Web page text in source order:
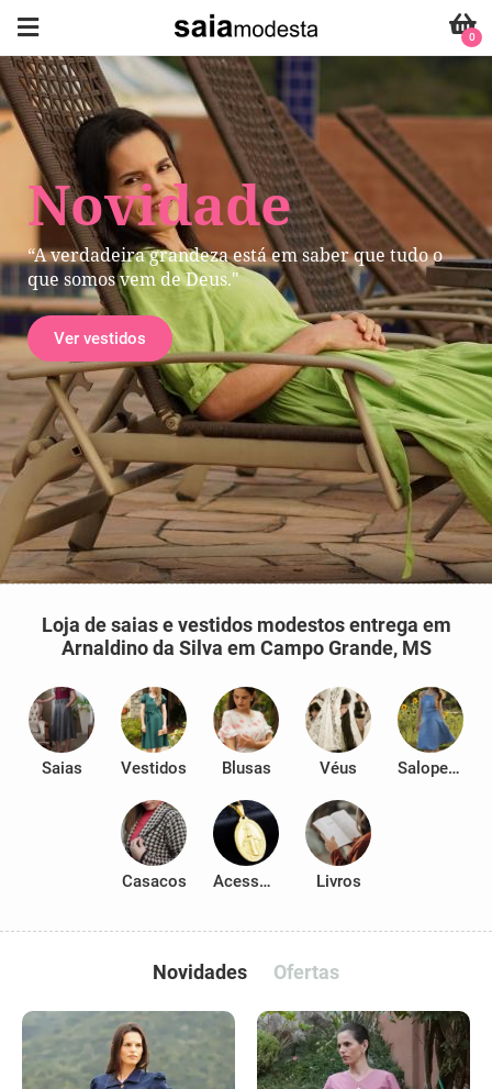
Novidade
“A verdadeira grandeza está em saber que tudo o
que somos vem de Deus."
Ver vestidos
0
Loja de saias e vestidos modestos entrega em
Arnaldino da Silva em Campo Grande, MS
Saias Vestidos Blusas Véus Salopetes
Casacos Acessórios Livros
Novidades Ofertas